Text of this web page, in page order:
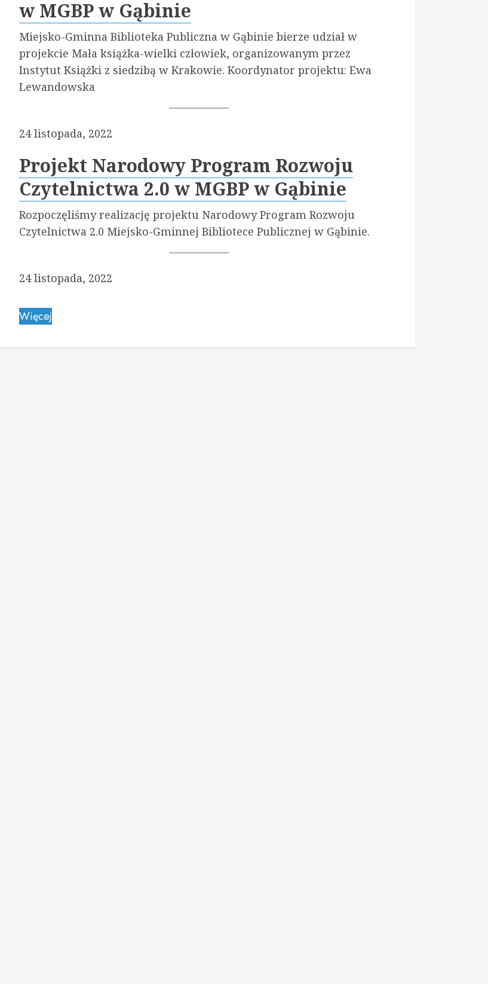
w MGBP w Gąbinie
Miejsko-Gminna Biblioteka Publiczna w Gąbinie bierze udział w
projekcie Mała książka-wielki człowiek, organizowanym przez
Instytut Książki z siedzibą w Krakowie. Koordynator projektu: Ewa
Lewandowska
24 listopada, 2022
Projekt Narodowy Program Rozwoju
Czytelnictwa 2.0 w MGBP w Gąbinie
Rozpoczęliśmy realizację projektu Narodowy Program Rozwoju
Czytelnictwa 2.0 Miejsko-Gminnej Bibliotece Publicznej w Gąbinie.
24 listopada, 2022
Więcej